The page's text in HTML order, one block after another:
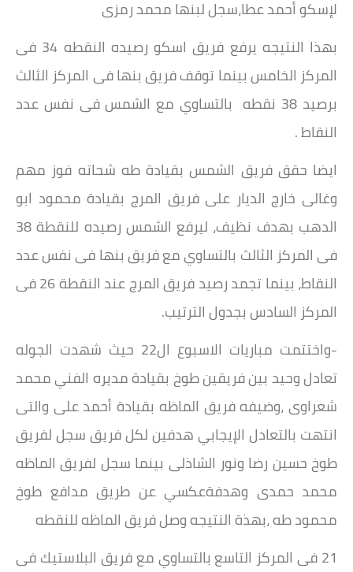
لإسكو أحمد عطا،سجل لبنها محمد رمزى
بهذا النتيجه يرفع فريق اسكو رصيده النقطه 34 فى
المركز الخامس بينما توقف فريق بنها فى المركز الثالث
برصيد 38 نقطه بالتساوي مع الشمس فى نفس عدد
النقاط .
ايضا حقق فريق الشمس بقيادة طه شحاته فوز مهم
وغالى خارج الديار على فريق المرج بقيادة محمود ابو
الدهب بهدف نظيف، ليرفع الشمس رصيده للنقطة 38
فى المركز الثالث بالتساوي مع فريق بنها فى نفس عدد
النقاط، بينما تجمد رصيد فريق المرج عند النقطة 26 فى
المركز السادس بجدول الترتيب.
-واختتمت مباريات الاسبوع ال22 حيث شهدت الجوله
تعادل وحيد بين فريقين طوخ بقيادة مديره الفني محمد
شعراوى ،وضيفه فريق الماظه بقيادة أحمد على والتى
انتهت بالتعادل الإيجابي هدفين لكل فريق سجل لفريق
طوخ حسين رضا ونور الشاذلى بينما سجل لفريق الماظه
محمد حمدى وهدفةعكسي عن طريق مدافع طوخ
محمود طه ،بهذة النتيجه وصل فريق الماظه للنقطه
21 فى المركز التاسع بالتساوي مع فريق البلاستيك فى